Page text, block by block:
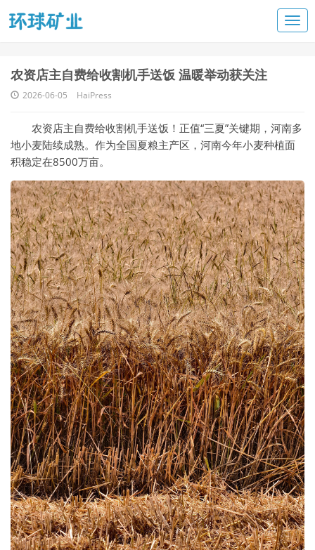
农资店主自费给收割机手送饭 温暖举动获关注
2026-06-05 HaiPress
农资店主自费给收割机手送饭！正值“三夏”关键期，河南多
地小麦陆续成熟。作为全国夏粮主产区，河南今年小麦种植面
积稳定在8500万亩。